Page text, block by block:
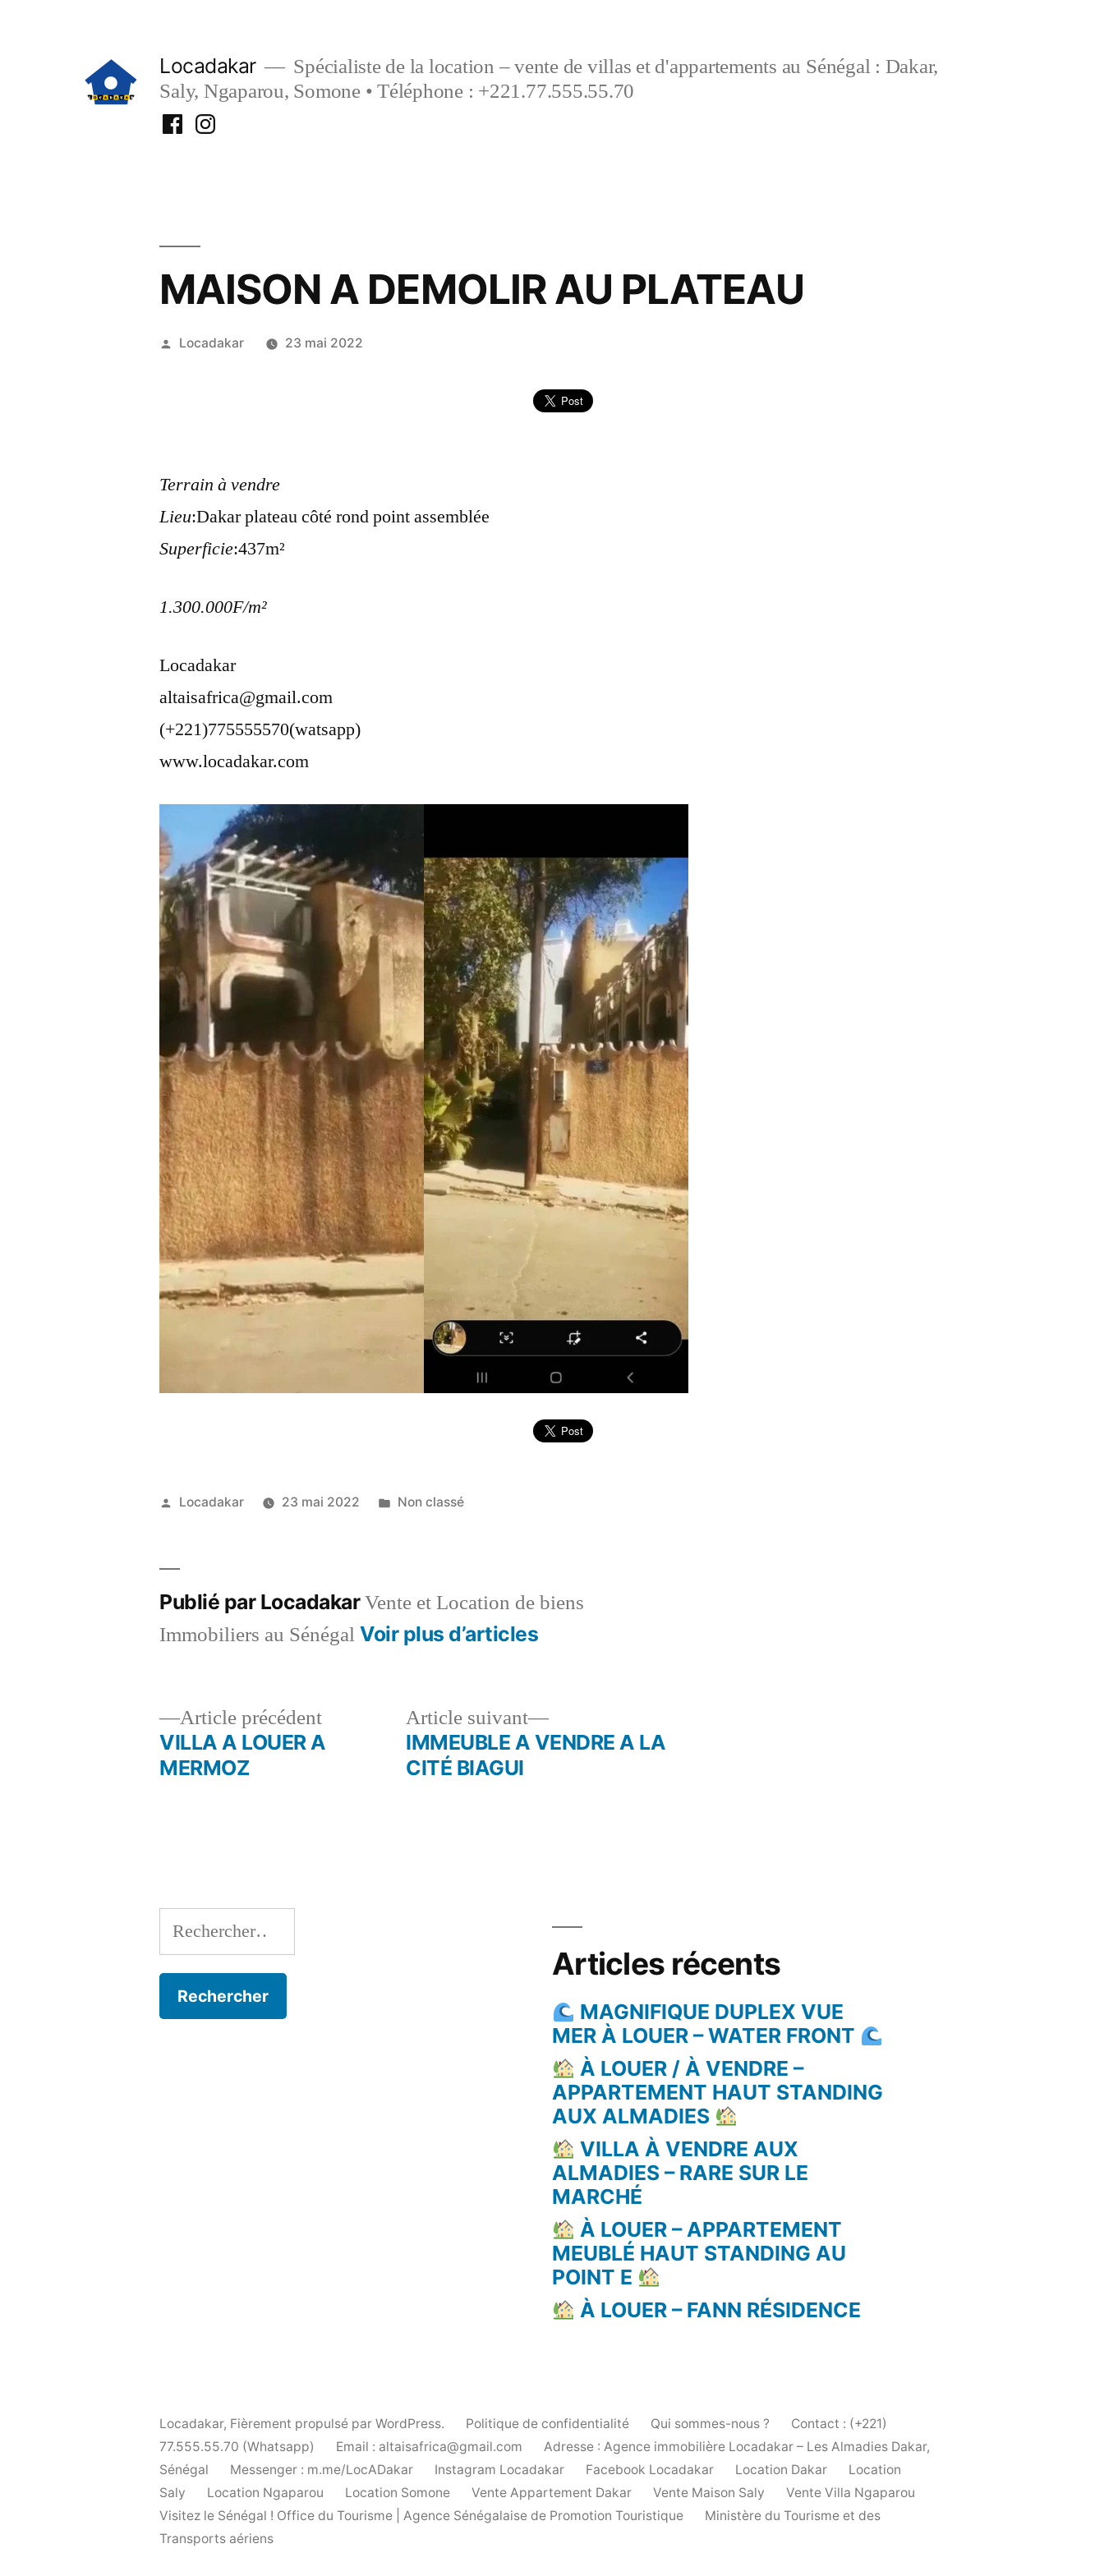
Locadakar
Spécialiste de la location – vente de villas et d'appartements au Sénégal : Dakar,
Saly, Ngaparou, Somone • Téléphone : +221.77.555.55.70
FacebookInstagram
MAISON A DEMOLIR AU PLATEAU
Publié
Locadakar 23 mai 2022
Terrain à vendre
Lieu:Dakar plateau côté rond point assemblée
Superficie:437m²
1.300.000F/m²
Locadakar
altaisafrica@gmail.com
(+221)775555570(watsapp)
www.locadakar.com
Publié
Locadakar 23 mai 2022
Publié
Non classé
Publié par LocadakarVente et Location de biens
Immobiliers au SénégalVoir plus d’articles
Navigation
Article précédentArticle
précédent :
VILLA A LOUER A
MERMOZ
Article suivant
Article
suivant :
IMMEUBLE A VENDRE A LA
CITÉ BIAGUI
Rechercher :
Articles récents
MAGNIFIQUE DUPLEX VUE
MER À LOUER – WATER FRONT
À LOUER / À VENDRE –
APPARTEMENT HAUT STANDING
AUX ALMADIES
VILLA À VENDRE AUX
ALMADIES – RARE SUR LE
MARCHÉ
À LOUER – APPARTEMENT
MEUBLÉ HAUT STANDING AU
POINT E
À LOUER – FANN RÉSIDENCE
Locadakar, Fièrement propulsé par WordPress. Politique de confidentialité Qui sommes-nous ?
Contact : (+221)
77.555.55.70 (Whatsapp)
Email : altaisafrica@gmail.com
Adresse : Agence immobilière Locadakar – Les Almadies Dakar,
Sénégal
Messenger : m.me/LocADakar Instagram Locadakar Facebook Locadakar Location Dakar
Location
Saly
Location Ngaparou Location Somone Vente Appartement Dakar Vente Maison Saly
Vente Villa Ngaparou
Visitez le Sénégal ! Office du Tourisme | Agence Sénégalaise de Promotion Touristique
Ministère du Tourisme et des
Transports aériens